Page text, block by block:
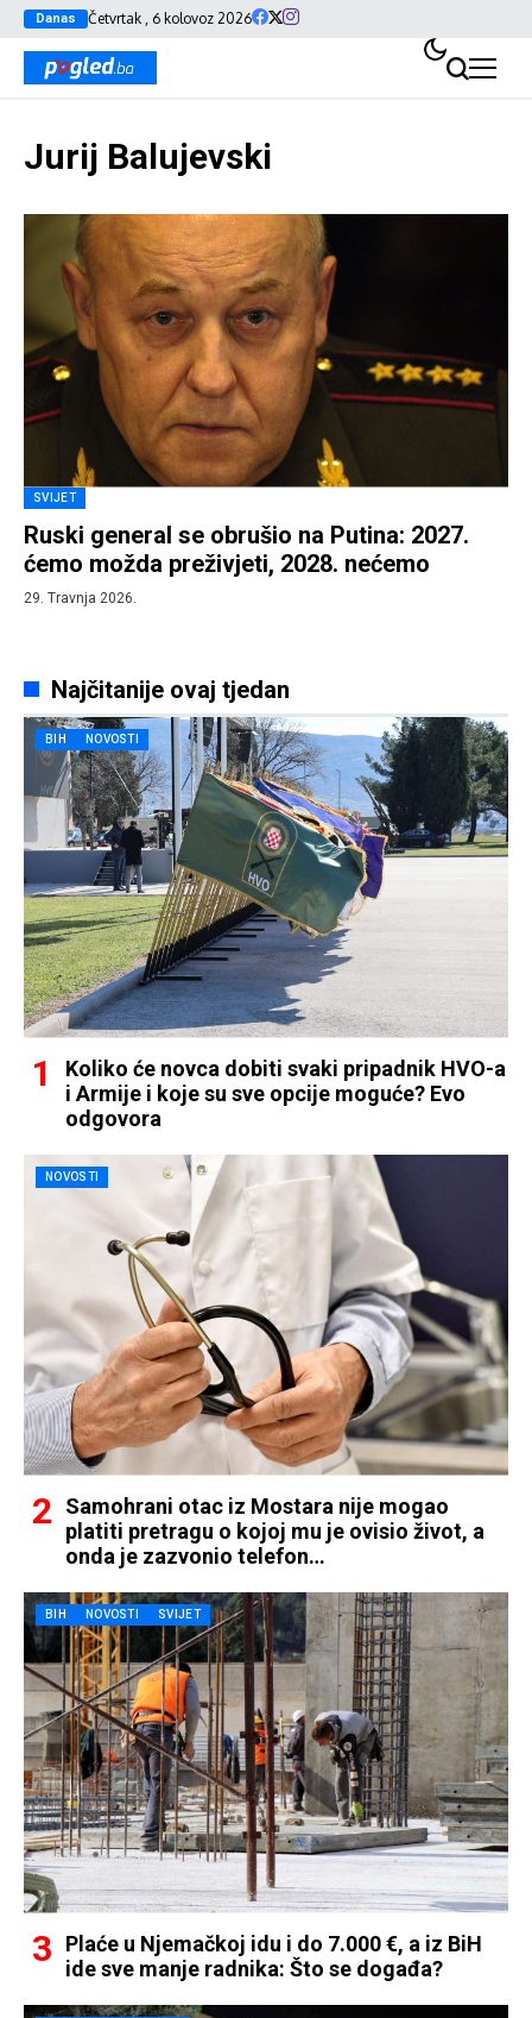
Danas Četvrtak , 6 kolovoz 2026
Jurij Balujevski
SVIJET
Ruski general se obrušio na Putina: 2027.
ćemo možda preživjeti, 2028. nećemo
29. Travnja 2026.
Najčitanije ovaj tjedan
BIH NOVOSTI
Koliko će novca dobiti svaki pripadnik HVO-a
i Armije i koje su sve opcije moguće? Evo
odgovora
NOVOSTI
Samohrani otac iz Mostara nije mogao
platiti pretragu o kojoj mu je ovisio život, a
onda je zazvonio telefon…
BIH NOVOSTI SVIJET
Plaće u Njemačkoj idu i do 7.000 €, a iz BiH
ide sve manje radnika: Što se događa?